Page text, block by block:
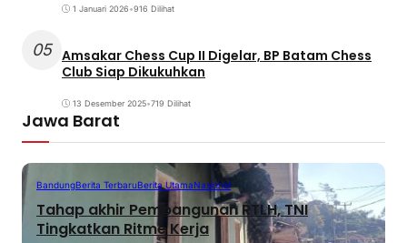
1 Januari 2026•916 Dilihat
05 Amsakar Chess Cup II Digelar, BP Batam Chess
Club Siap Dikukuhkan
13 Desember 2025•719 Dilihat
Jawa Barat
BandungBerita TerbaruBerita UtamaNasional
Tahap akhir Pembangunan RTLH, TNI
Tingkatkan Ritme Kerja